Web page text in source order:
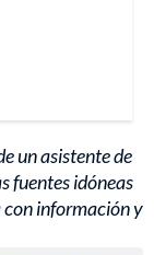
un asistente de
fuentes idóneas
información y